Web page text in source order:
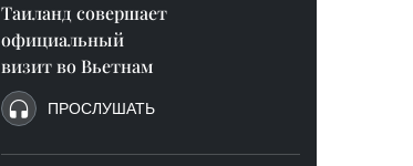
Таиланд совершает
официальный
визит во Вьетнам
ПРОСЛУШАТЬ